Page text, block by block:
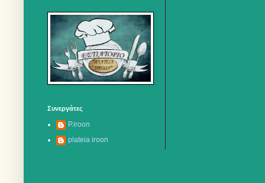
Συνεργάτες
P.iroon
plateia iroon